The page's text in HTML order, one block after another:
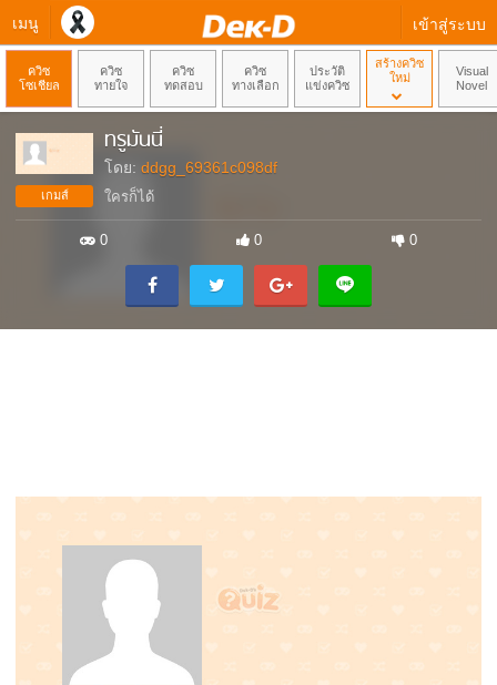
เมนู เข้าสู่ระบบ
ควิซ
โซเชียล
ควิซ
ทายใจ
ควิซ
ทดสอบ
ควิซ
ทางเลือก
ประวัติ
แข่งควิซ
สร้างควิซ
ใหม่
Visual
Novel
เกมส์
ทรูมันนี่
โดย: ddgg_69361c098df
ใครก็ได้
0 0 0